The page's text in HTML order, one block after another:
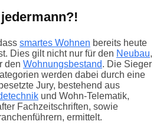
smartes Wohnen bereits heute
Dies gilt nicht nur für den Neubau,
den Wohnungsbestand. Die Sieger
werden dabei durch eine
Jury, bestehend aus
und Wohn-Telematik,
Fachzeitschriften, sowie
ermittelt.